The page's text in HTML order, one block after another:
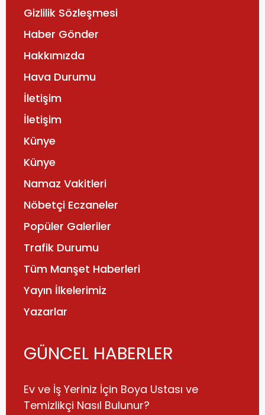
Gizlilik Sözleşmesi
Haber Gönder
Hakkımızda
Hava Durumu
İletişim
İletişim
Künye
Künye
Namaz Vakitleri
Nöbetçi Eczaneler
Popüler Galeriler
Trafik Durumu
Tüm Manşet Haberleri
Yayın İlkelerimiz
Yazarlar
GÜNCEL HABERLER
Ev ve İş Yeriniz İçin Boya Ustası ve
Temizlikçi Nasıl Bulunur?